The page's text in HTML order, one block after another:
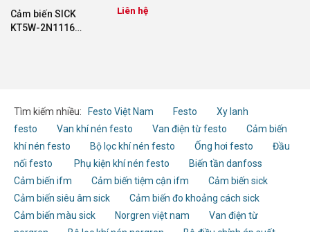
Cảm biến SICK
KT5W-2N1116
Liên hệ
Tìm kiếm nhiều: Festo Việt Nam Festo
Xy lanh
festo
Van khí nén festo Van điện từ festo
Cảm biến
khí nén festo
Bộ lọc khí nén festo Ống hơi festo
Đầu
nối festo
Phụ kiện khí nén festo
Biến tần danfoss
Cảm biến ifm
Cảm biến tiệm cận ifm
Cảm biến sick
Cảm biến siêu âm sick
Cảm biến đo khoảng cách sick
Cảm biến màu sick
Norgren việt nam
Van điện từ